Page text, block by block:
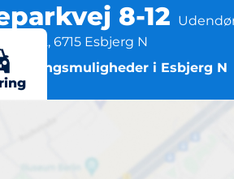
8-12
8-12, 6715 Esbjerg N
i Esbjerg N